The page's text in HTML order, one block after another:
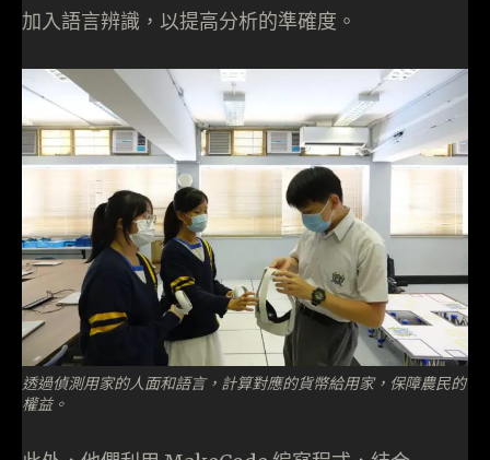
加入語言辨識，以提高分析的準確度。
透過偵測用家的人面和語言，計算對應的貨幣給用家，保障農民的
權益。